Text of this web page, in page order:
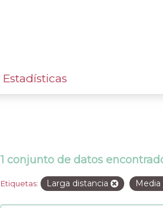
Estadísticas
1 conjunto de datos
Etiquetas: Larga distancia Media